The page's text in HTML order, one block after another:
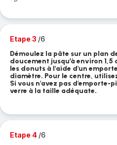
Etape 3 /6
Démoulez la pâte sur un plan
doucement jusqu’à environ 1,5
les donuts à l'aide d'un
diamètre. Pour le centre,
Si vous n'avez pas d'emporte-
verre à la taille adéquate.
Etape 4 /6